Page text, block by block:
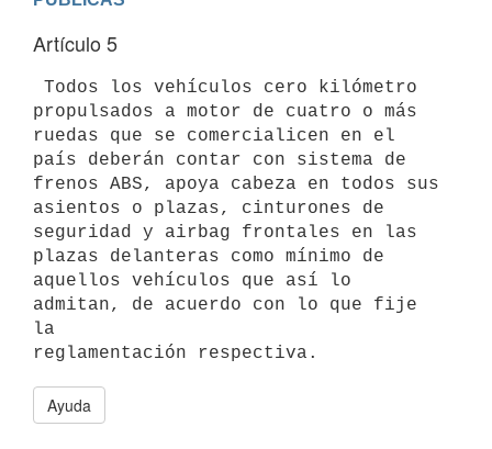
Artículo 5
propulsados a motor de cuatro o más
ruedas que se comercialicen en el
país deberán contar con sistema de
frenos ABS, apoya cabeza en todos sus
asientos o plazas, cinturones de
seguridad y airbag frontales en las
plazas delanteras como mínimo de
aquellos vehículos que así lo
admitan, de acuerdo con lo que fije
la
Ayuda